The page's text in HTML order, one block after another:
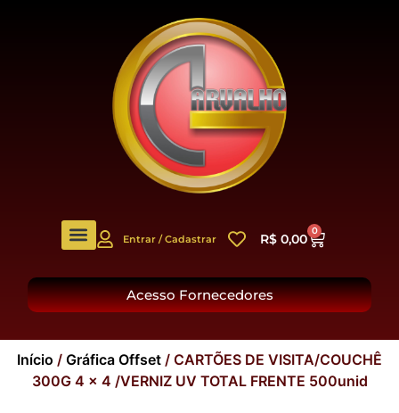
Entrar / Cadastrar R$ 0,00
0
Acesso Fornecedores
Início / Gráfica Offset / CARTÕES DE VISITA/COUCHÊ
300G 4 x 4 /VERNIZ UV TOTAL FRENTE 500unid